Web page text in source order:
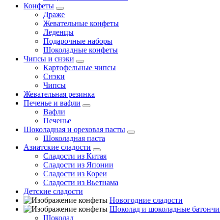
Конфеты
Драже
Жевательные конфеты
Леденцы
Подарочные наборы
Шоколадные конфеты
Чипсы и снэки
Картофельные чипсы
Снэки
Чипсы
Жевательная резинка
Печенье и вафли
Вафли
Печенье
Шоколадная и ореховая пасты
Шоколадная паста
Азиатские сладости
Сладости из Китая
Сладости из Японии
Сладости из Кореи
Сладости из Вьетнама
Детские сладости
Новогодние сладости
Шоколад и шоколадные
Шоколад